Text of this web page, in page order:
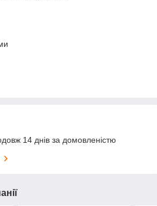
14 днів за домовленістю